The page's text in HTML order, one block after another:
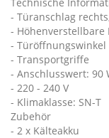
- Türanschlag
- Höhenverstellbare
- Türöffnungswinkel
- Transportgriffe
- Anschlusswert: 90
- 220 - 240 V
- Klimaklasse: SN-T
Zubehör
- 2 x Kälteakku